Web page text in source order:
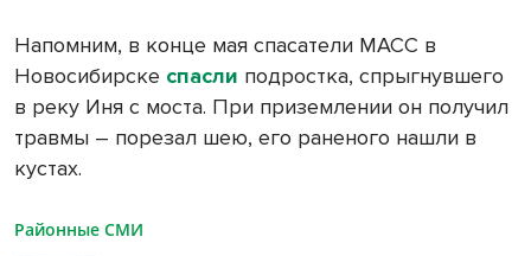
Напомним, в конце мая спасатели МАСС в
Новосибирске спасли подростка, спрыгнувшего
в реку Иня с моста. При приземлении он получил
травмы – порезал шею, его раненого нашли в
кустах.
Районные СМИ